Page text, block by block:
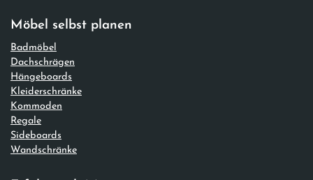
Möbel selbst planen
Badmöbel
Dachschrägen
Hängeboards
Kleiderschränke
Kommoden
Regale
Sideboards
Wandschränke